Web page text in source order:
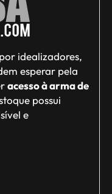
idealizadores,
esperar pela
acesso à arma de
possui
e